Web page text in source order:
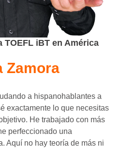
iBT en América
Zamora
a hispanohablantes a
exactamente lo que necesitas
He trabajado con más
perfeccionado una
Aquí no hay teoría de más ni